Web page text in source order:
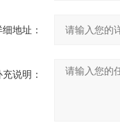
细地址：
充说明：